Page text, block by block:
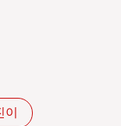
이